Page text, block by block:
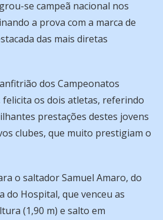
se campeã nacional nos
a prova com a marca de
das mais diretas
dos Campeonatos
felicita os dois atletas, referindo
prestações destes jovens
clubes, que muito prestigiam o
o saltador Samuel Amaro, do
do Hospital, que venceu as
(1,90 m) e salto em